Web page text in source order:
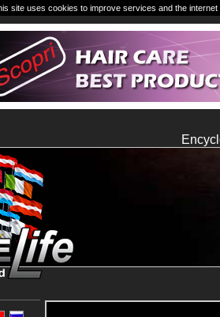
site uses cookies to improve services and the